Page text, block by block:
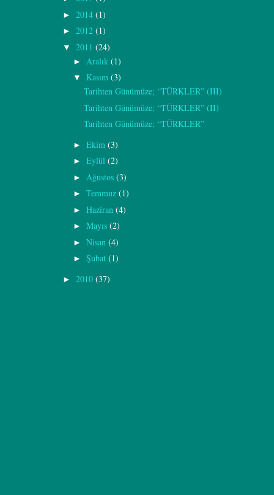
► 2014 (1)
► 2012 (1)
▼ 2011 (24)
► Aralık (1)
▼ Kasım (3)
Tarihten Günümüze; “TÜRKLER” (III)
Tarihten Günümüze; “TÜRKLER” (II)
Tarihten Günümüze; “TÜRKLER”
► Ekim (3)
► Eylül (2)
► Ağustos (3)
► Temmuz (1)
► Haziran (4)
► Mayıs (2)
► Nisan (4)
► Şubat (1)
► 2010 (37)